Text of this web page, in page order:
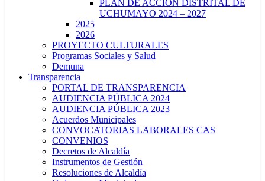
PLAN DE ACCIÓN DISTRITAL DE
UCHUMAYO 2024 – 2027
2025
2026
PROYECTO CULTURALES
Programas Sociales y Salud
Demuna
Transparencia
PORTAL DE TRANSPARENCIA
AUDIENCIA PÚBLICA 2024
AUDIENCIA PÚBLICA 2023
Acuerdos Municipales
CONVOCATORIAS LABORALES CAS
CONVENIOS
Decretos de Alcaldía
Instrumentos de Gestión
Resoluciones de Alcaldía